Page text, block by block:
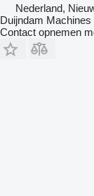
Nederland,
Duijndam Machines
Contact opnemen